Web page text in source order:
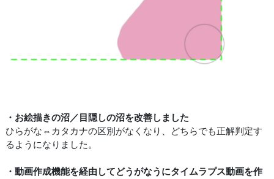
・お絵描きの沼／目隠しの沼を改善しました
ひらがな⇔カタカナの区別がなくなり、どちらでも正解判定す
るようになりました。
・動画作成機能を経由してどうがなうにタイムラプス動画を作